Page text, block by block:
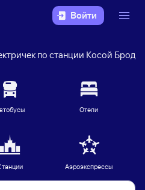
Войти
по станции Косой Брод
Отели
Аэроэкспрессы